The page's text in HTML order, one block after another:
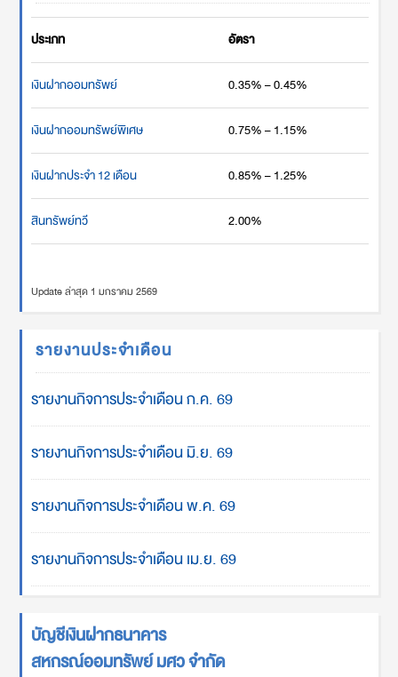
ประเภท อัตรา
เงินฝากออมทรัพย์ 0.35% – 0.45%
เงินฝากออมทรัพย์พิเศษ 0.75% – 1.15%
เงินฝากประจำ 12 เดือน 0.85% – 1.25%
สินทรัพย์ทวี 2.00%
Update ล่าสุด 1 มกราคม 2569
รายงานประจำเดือน
รายงานกิจการประจำเดือน ก.ค. 69
รายงานกิจการประจำเดือน มิ.ย. 69
รายงานกิจการประจำเดือน พ.ค. 69
รายงานกิจการประจำเดือน เม.ย. 69
บัญชีเงินฝากธนาคาร
สหกรณ์ออมทรัพย์ มศว จำกัด